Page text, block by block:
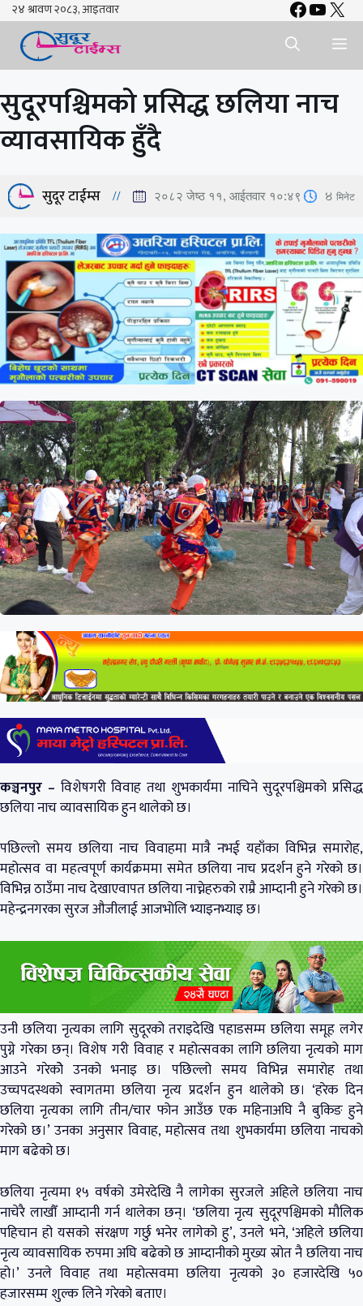
Skip
content
X
सुदूरपश्चिमको प्रसिद्ध छलिया नाच
व्यावसायिक हुँदै
सुदूर टाईम्स २०८२ जेष्ठ ११, आईतवार १०:४९ 4 मिनेट
कञ्चनपुर – विशेषगरी विवाह तथा शुभकार्यमा नाचिने सुदूरपश्चिमको प्रसिद्ध
छलिया नाच व्यावसायिक हुन थालेको छ।
पछिल्लो समय छलिया नाच विवाहमा मात्रै नभई यहाँका विभिन्न समारोह,
महोत्सव वा महत्वपूर्ण कार्यक्रममा समेत छलिया नाच प्रदर्शन हुने गरेको छ।
विभिन्न ठाउँमा नाच देखाएवापत छलिया नाच्नेहरुको राम्रै आम्दानी हुने गरेको छ।
महेन्द्रनगरका सुरज औजीलाई आजभोलि भ्याइनभ्याइ छ।
उनी छलिया नृत्यका लागि सुदूरको तराइदेखि पहाडसम्म छलिया समूह लगेर
पुग्ने गरेका छन्। विशेष गरी विवाह र महोत्सवका लागि छलिया नृत्यको माग
आउने गरेकोे उनको भनाइ छ। पछिल्लो समय विभिन्न समारोह तथा
उच्चपदस्थको स्वागतमा छलिया नृत्य प्रदर्शन हुन थालेको छ। ‘हरेक दिन
छलिया नृत्यका लागि तीन/चार फोन आउँछ एक महिनाअघि नै बुकिङ हुने
गरेको छ।’ उनका अनुसार विवाह, महोत्सव तथा शुभकार्यमा छलिया नाचको
माग बढेको छ।
छलिया नृत्यमा १५ वर्षको उमेरदेखि नै लागेका सुरजले अहिले छलिया नाच
नाचेरै लाखौँ आम्दानी गर्न थालेका छन्। ‘छलिया नृत्य सुदूरपश्चिमको मौलिक
पहिचान हो यसको संरक्षण गर्छु भनेर लागेको हु’, उनले भने, ‘अहिले छलिया
नृत्य व्यावसायिक रुपमा अघि बढेको छ आम्दानीको मुख्य स्रोत नै छलिया नाच
हो।’ उनले विवाह तथा महोत्सवमा छलिया नृत्यको ३० हजारदेखि ५०
हजारसम्म शुल्क लिने गरेको बताए।